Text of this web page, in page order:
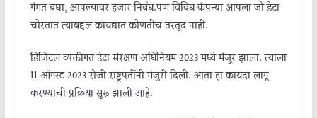
गंमत बघा, आपल्यावर हजार निर्बंध.पण विविध कंपन्या आपला जो डेटा
चोरतात त्याबद्दल कायद्यात कोणतीच तरतूद नाही.
डिजिटल व्यक्तीगत डेटा संरक्षण अधिनियम 2023 मध्ये मंजूर झाला. त्याला
11 ऑगस्ट 2023 रोजी राष्ट्रपतींनी मंजुरी दिली. आता हा कायदा लागू
करण्याची प्रक्रिया सुरू झाली आहे.